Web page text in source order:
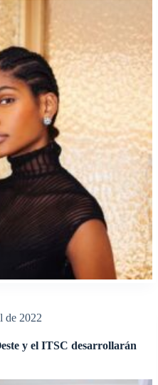
de 2022
y el ITSC desarrollarán